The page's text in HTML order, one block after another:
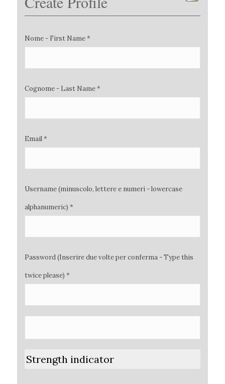
Nome - First Name *
Cognome - Last Name *
Email *
Username (minuscolo, lettere e numeri - lowercase
alphanumeric) *
Password (Inserire due volte per conferma - Type this
twice please) *
Strength indicator